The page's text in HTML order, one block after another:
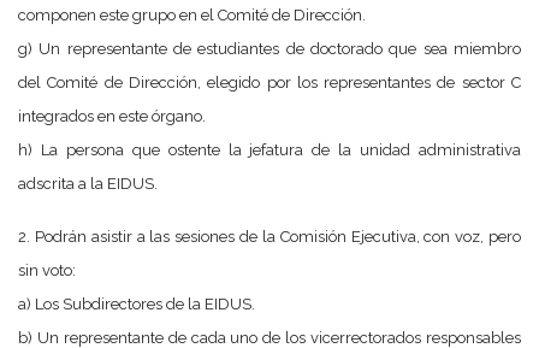
componen este grupo en el Comité de Dirección.
g) Un representante de estudiantes de doctorado que sea miembro
del Comité de Dirección, elegido por los representantes de sector C
integrados en este órgano.
h) La persona que ostente la jefatura de la unidad administrativa
adscrita a la EIDUS.
2. Podrán asistir a las sesiones de la Comisión Ejecutiva, con voz, pero
sin voto:
a) Los Subdirectores de la EIDUS.
b) Un representante de cada uno de los vicerrectorados responsables